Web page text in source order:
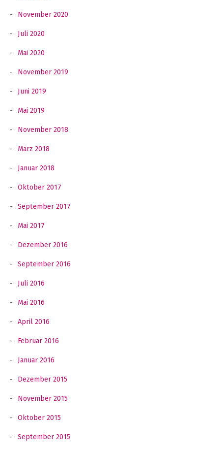
November 2020
Juli 2020
Mai 2020
November 2019
Juni 2019
Mai 2019
November 2018
März 2018
Januar 2018
Oktober 2017
September 2017
Mai 2017
Dezember 2016
September 2016
Juli 2016
Mai 2016
April 2016
Februar 2016
Januar 2016
Dezember 2015
November 2015
Oktober 2015
September 2015